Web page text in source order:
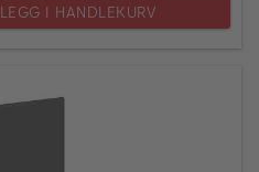
LEGG I HANDLEKURV